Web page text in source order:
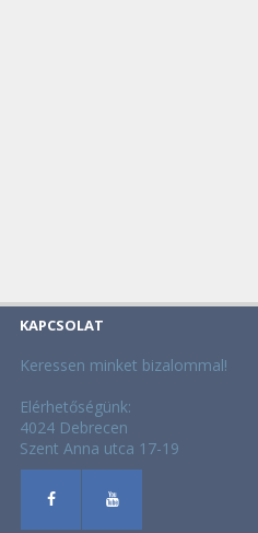
KAPCSOLAT
Keressen minket bizalommal!
Elérhetőségünk:
4024 Debrecen
Szent Anna utca 17-19